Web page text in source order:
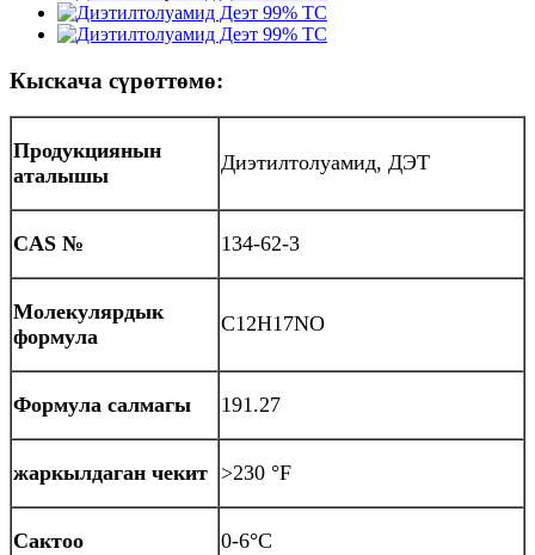
Кыскача сүрөттөмө:
Продукциянын
аталышы
Диэтилтолуамид, ДЭТ
CAS № 134-62-3
Молекулярдык
формула
C12H17NO
Формула салмагы 191.27
жаркылдаган чекит >230 °F
Сактоо 0-6°C